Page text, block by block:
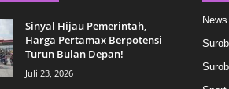
Sinyal Hijau Pemerintah,
Harga Pertamax Berpotensi
Turun Bulan Depan!
Juli 23, 2026
News